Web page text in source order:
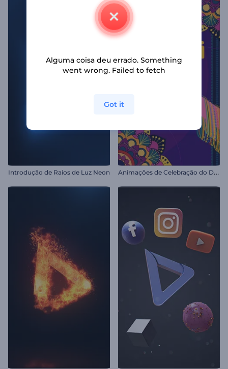
Introdução de Raios de Luz Neon A
nimações de Celebração do Diwali
Alguma coisa deu errado. Something
went wrong. Failed to fetch
Got it